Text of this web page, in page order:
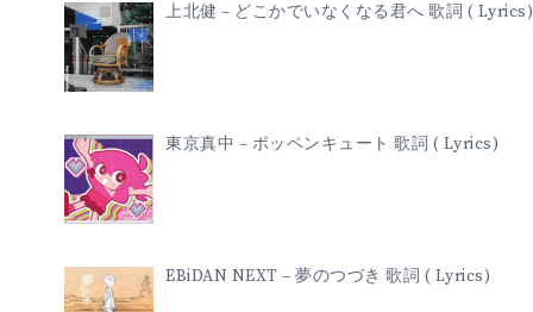
上北健 – どこかでいなくなる君へ 歌詞 ( Lyrics)
東京真中 – ポッペンキュート 歌詞 ( Lyrics)
EBiDAN NEXT – 夢のつづき 歌詞 ( Lyrics)